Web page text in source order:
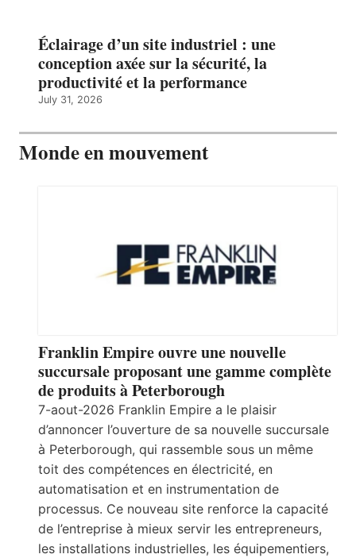
Éclairage d’un site industriel : une
conception axée sur la sécurité, la
productivité et la performance
July 31, 2026
Monde en mouvement
Franklin Empire ouvre une nouvelle
succursale proposant une gamme complète
de produits à Peterborough
7-aout-2026 Franklin Empire a le plaisir
d’annoncer l’ouverture de sa nouvelle succursale
à Peterborough, qui rassemble sous un même
toit des compétences en électricité, en
automatisation et en instrumentation de
processus. Ce nouveau site renforce la capacité
de l’entreprise à mieux servir les entrepreneurs,
les installations industrielles, les équipementiers,